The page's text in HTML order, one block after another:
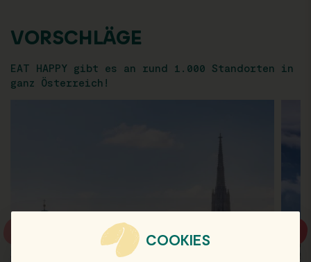
VORSCHLÄGE
EAT HAPPY gibt es an rund 1.000 Standorten in
ganz Österreich!
COOKIES